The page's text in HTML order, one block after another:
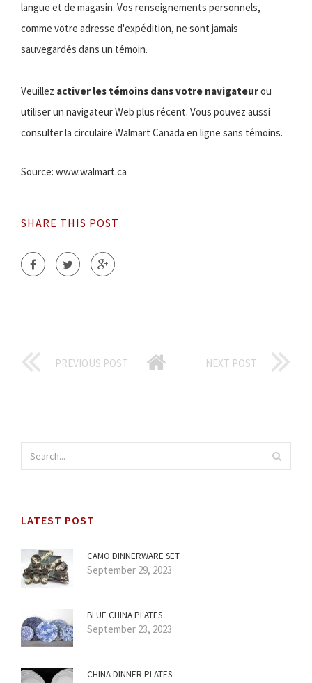
langue et de magasin. Vos renseignements personnels,
comme votre adresse d'expédition, ne sont jamais
sauvegardés dans un témoin.
Veuillez activer les témoins dans votre navigateurou
utiliser un navigateur Web plus récent. Vous pouvez aussi
consulter la circulaire Walmart Canada en ligne sans témoins.
Source: www.walmart.ca
SHARE THIS POST
PREVIOUS POST NEXT POST
LATEST POST
CAMO DINNERWARE SET
September 29, 2023
BLUE CHINA PLATES
September 23, 2023
CHINA DINNER PLATES